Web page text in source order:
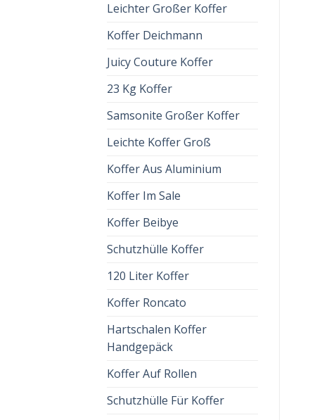
Leichter Großer Koffer
Koffer Deichmann
Juicy Couture Koffer
23 Kg Koffer
Samsonite Großer Koffer
Leichte Koffer Groß
Koffer Aus Aluminium
Koffer Im Sale
Koffer Beibye
Schutzhülle Koffer
120 Liter Koffer
Koffer Roncato
Hartschalen Koffer
Handgepäck
Koffer Auf Rollen
Schutzhülle Für Koffer